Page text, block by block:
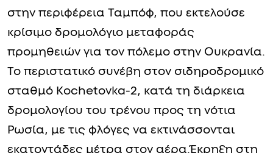
στην περιφέρεια Ταμπόφ, που εκτελούσε
κρίσιμο δρομολόγιο μεταφοράς
προμηθειών για τον πόλεμο στην Ουκρανία.
Το περιστατικό συνέβη στον σιδηροδρομικό
σταθμό Kochetovka-2, κατά τη διάρκεια
δρομολογίου του τρένου προς τη νότια
Ρωσία, με τις φλόγες να εκτινάσσονται
εκατοντάδες μέτρα στον αέρα.Έκρηξη στη